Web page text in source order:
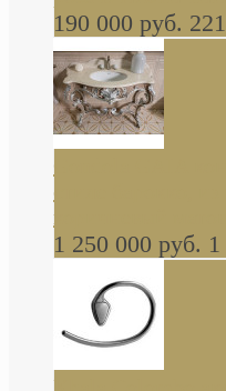
190 000 руб.
стиле барокко, из
коричневый
1 250 000 руб.